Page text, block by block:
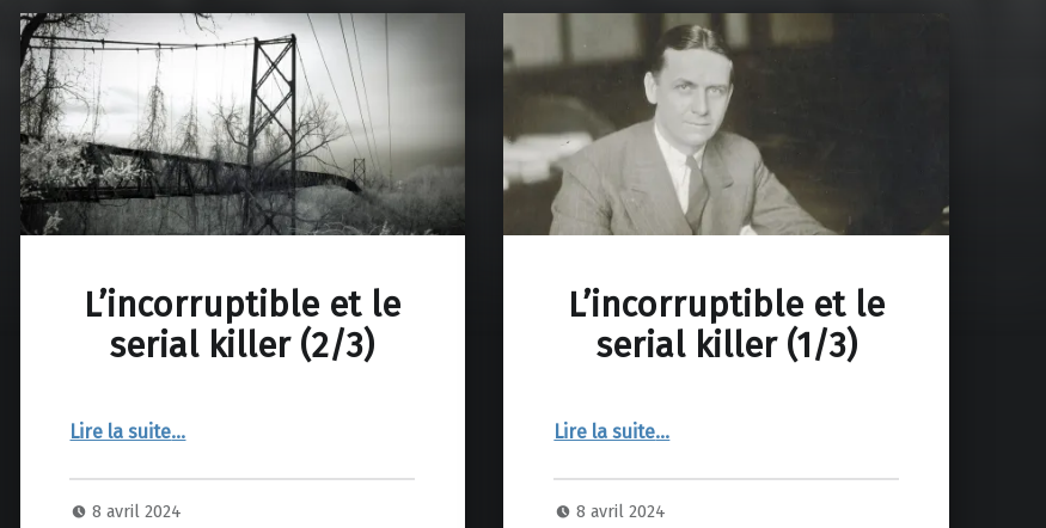
L’incorruptible et le
serial killer (2/3)
Lire la suite…
8 avril 2024
L’incorruptible et le
serial killer (1/3)
Lire la suite…
8 avril 2024